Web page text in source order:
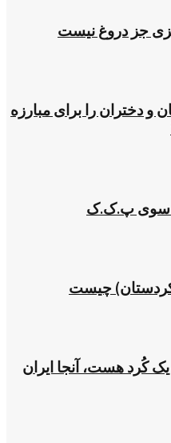
جز دروغ نیست
دختران را برای مبارزه
از سوی پ.ک.ک
چیست
کُرد هست، آنجا ایران